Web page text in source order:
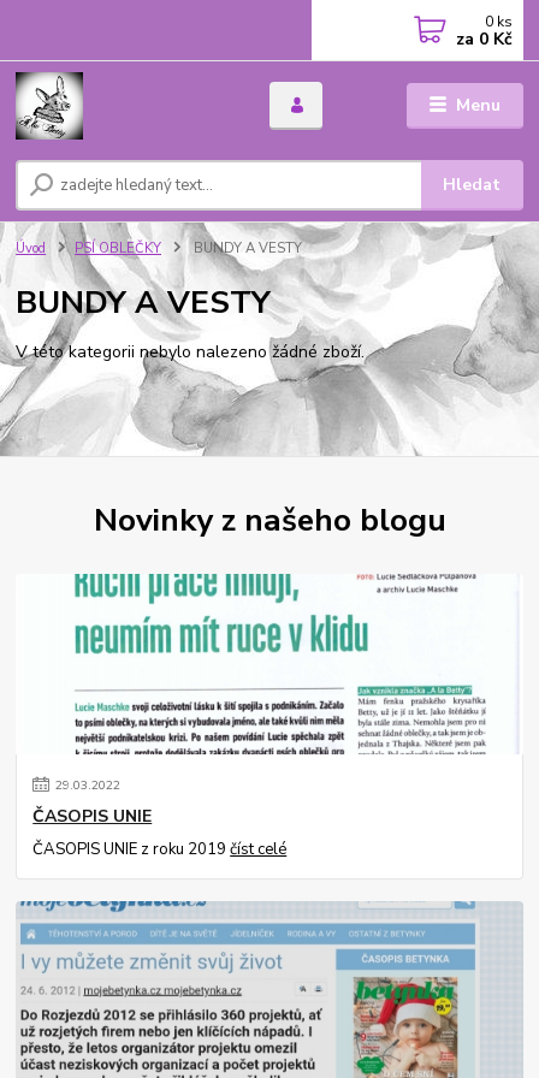
Menu
Hledat
0 ks
za 0 Kč
Úvod PSÍ OBLEČKY BUNDY A VESTY
BUNDY A VESTY
V této kategorii nebylo nalezeno žádné zboží.
Novinky z našeho blogu
29.03.2022
ČASOPIS UNIE
ČASOPIS UNIE z roku 2019číst celé